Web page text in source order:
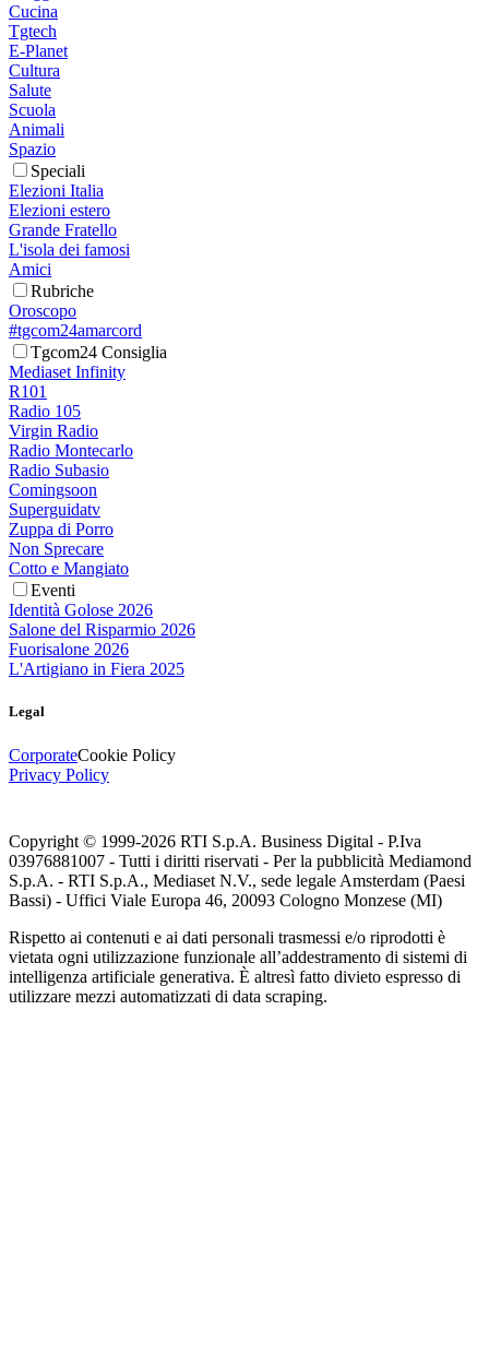
Cucina
Tgtech
E-Planet
Cultura
Salute
Scuola
Animali
Spazio
Speciali
Elezioni Italia
Elezioni estero
Grande Fratello
L'isola dei famosi
Amici
Rubriche
Oroscopo
#tgcom24amarcord
Tgcom24 Consiglia
Mediaset Infinity
R101
Radio 105
Virgin Radio
Radio Montecarlo
Radio Subasio
Comingsoon
Superguidatv
Zuppa di Porro
Non Sprecare
Cotto e Mangiato
Eventi
Identità Golose 2026
Salone del Risparmio 2026
Fuorisalone 2026
L'Artigiano in Fiera 2025
Legal
CorporateCookie Policy
Privacy Policy
Copyright © 1999-2026 RTI S.p.A. Business Digital - P.Iva
03976881007 - Tutti i diritti riservati - Per la pubblicità Mediamond
S.p.A. - RTI S.p.A., Mediaset N.V., sede legale Amsterdam (Paesi
Bassi) - Uffici Viale Europa 46, 20093 Cologno Monzese (MI)
Rispetto ai contenuti e ai dati personali trasmessi e/o riprodotti è
vietata ogni utilizzazione funzionale all’addestramento di sistemi di
intelligenza artificiale generativa. È altresì fatto divieto espresso di
utilizzare mezzi automatizzati di data scraping.